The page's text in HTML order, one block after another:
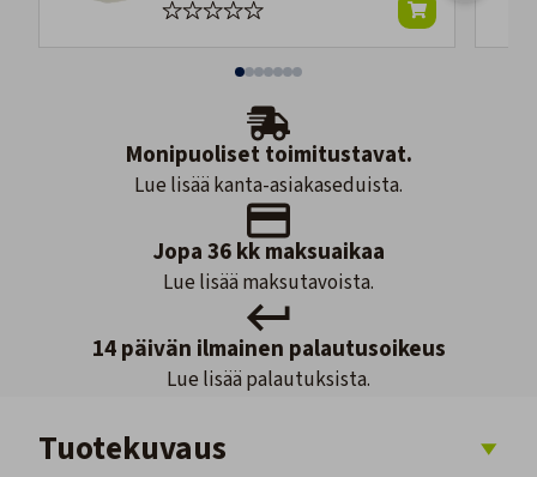
Monipuoliset toimitustavat.
Lue lisää kanta-asiakaseduista.
Jopa 36 kk maksuaikaa
Lue lisää maksutavoista.
14 päivän ilmainen palautusoikeus
Lue lisää palautuksista.
Tuotekuvaus